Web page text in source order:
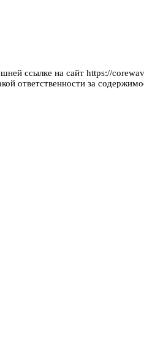
ссылке на сайт https://
ответственности за